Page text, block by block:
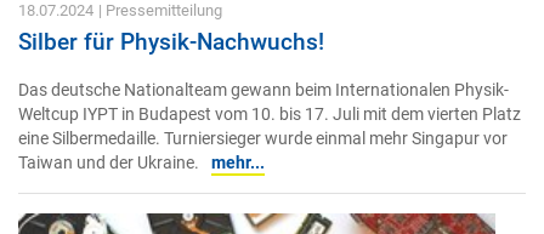
18.07.2024 | Pressemitteilung
Silber für Physik-Nachwuchs!
Das deutsche Nationalteam gewann beim Internationalen Physik-
Weltcup IYPT in Budapest vom 10. bis 17. Juli mit dem vierten Platz
eine Silbermedaille. Turniersieger wurde einmal mehr Singapur vor
Taiwan und der Ukraine.
mehr...